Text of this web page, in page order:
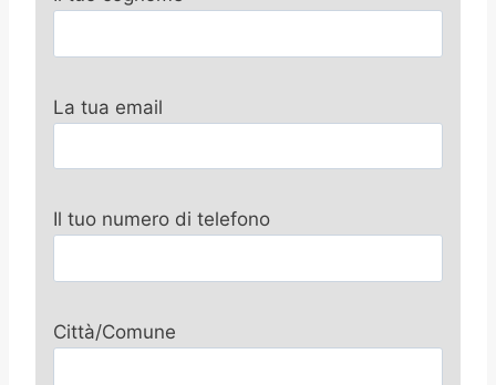
La tua email
Il tuo numero di telefono
Città/Comune